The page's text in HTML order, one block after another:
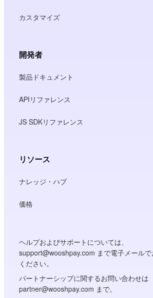
カスタマイズ
開発者
製品ドキュメント
APIリファレンス
JS SDKリファレンス
リソース
ナレッジ・ハブ
価格
ヘルプおよびサポートについては、
support@wooshpay.com まで電子メール
ください。
パートナーシップに関するお問い合わせは
partner@wooshpay.com まで。